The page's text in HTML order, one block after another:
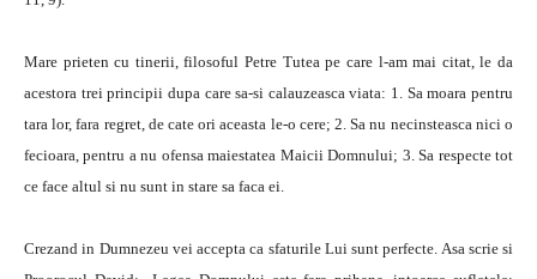
Mare prieten cu tinerii, filosoful Petre Tutea pe care l-am mai citat, le da
acestora trei principii dupa care sa-si calauzeasca viata: 1. Sa moara pentru
tara lor, fara regret, de cate ori aceasta le-o cere; 2. Sa nu necinsteasca nici o
fecioara, pentru a nu ofensa maiestatea Maicii Domnului; 3. Sa respecte tot
ce face altul si nu sunt in stare sa faca ei.
Crezand in Dumnezeu vei accepta ca sfaturile Lui sunt perfecte. Asa scrie si